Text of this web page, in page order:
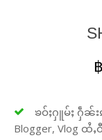
฿
ၶဝ်ႈႁူမ်ႈ ႁဵၼ်း
Blogger, Vlog